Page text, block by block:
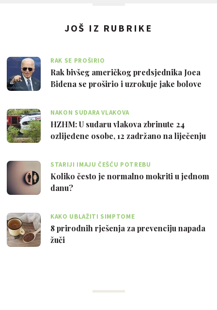
JOŠ IZ RUBRIKE
RAK SE PROŠIRIO
Rak bivšeg američkog predsjednika Joea
Bidena se proširio i uzrokuje jake bolove
NAKON SUDARA VLAKOVA
HZHM: U sudaru vlakova zbrinute 24
ozlijeđene osobe, 12 zadržano na liječenju
STARIJI IMAJU ČEŠĆU POTREBU
Koliko često je normalno mokriti u jednom
danu?
KAKO UBLAŽITI SIMPTOME
8 prirodnih rješenja za prevenciju napada
žuči